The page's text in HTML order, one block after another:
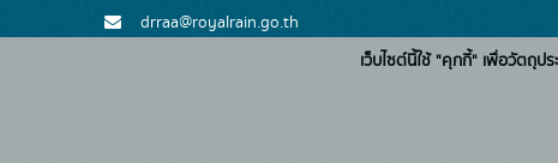
drraa@royalrain.go.th
เว็บไซต์นี้ใช้ "คุกกี้" เพื่อวัตถุ